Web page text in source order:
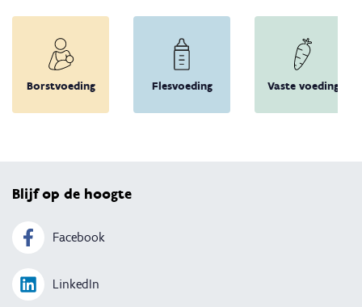
Borstvoeding Flesvoeding Vaste voeding
Blijf op de hoogte
Facebook
LinkedIn